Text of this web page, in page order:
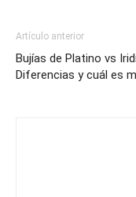
Artículo anterior
Bujías de Platino vs
Diferencias y cuál es